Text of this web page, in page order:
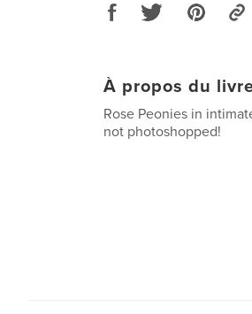
À propos du
Rose Peonies in
not photoshopped!